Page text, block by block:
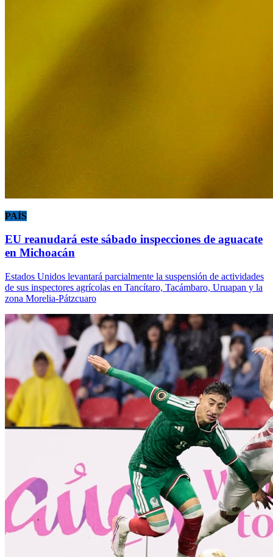
PAÍS
EU reanudará este sábado inspecciones de aguacate
en Michoacán
Estados Unidos levantará parcialmente la suspensión de actividades
de sus inspectores agrícolas en Tancítaro, Tacámbaro, Uruapan y la
zona Morelia-Pátzcuaro